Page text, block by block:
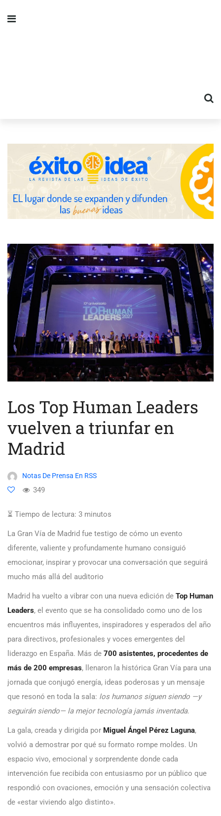
Los Top Human Leaders
vuelven a triunfar en
Madrid
Notas De Prensa En RSS
349
⏳ Tiempo de lectura: 3 minutos
La Gran Vía de Madrid fue testigo de cómo un evento
diferente, valiente y profundamente humano consiguió
emocionar, inspirar y provocar una conversación que seguirá
mucho más allá del auditorio
Madrid ha vuelto a vibrar con una nueva edición de Top Human
Leaders, el evento que se ha consolidado como uno de los
encuentros más influyentes, inspiradores y esperados del año
para directivos, profesionales y voces emergentes del
liderazgo en España. Más de 700 asistentes, procedentes de
más de 200 empresas, llenaron la histórica Gran Vía para una
jornada que conjugó energía, ideas poderosas y un mensaje
que resonó en toda la sala: los humanos siguen siendo —y
seguirán siendo— la mejor tecnología jamás inventada.
La gala, creada y dirigida por Miguel Ángel Pérez Laguna,
volvió a demostrar por qué su formato rompe moldes. Un
espacio vivo, emocional y sorprendente donde cada
intervención fue recibida con entusiasmo por un público que
respondió con ovaciones, emoción y una sensación colectiva
de «estar viviendo algo distinto».